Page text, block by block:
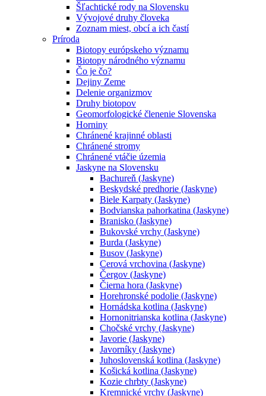
Šľachtické rody na Slovensku
Vývojové druhy človeka
Zoznam miest, obcí a ich častí
Príroda
Biotopy európskeho významu
Biotopy národného významu
Čo je čo?
Dejiny Zeme
Delenie organizmov
Druhy biotopov
Geomorfologické členenie Slovenska
Horniny
Chránené krajinné oblasti
Chránené stromy
Chránené vtáčie územia
Jaskyne na Slovensku
Bachureň (Jaskyne)
Beskydské predhorie (Jaskyne)
Biele Karpaty (Jaskyne)
Bodvianska pahorkatina (Jaskyne)
Branisko (Jaskyne)
Bukovské vrchy (Jaskyne)
Burda (Jaskyne)
Busov (Jaskyne)
Cerová vrchovina (Jaskyne)
Čergov (Jaskyne)
Čierna hora (Jaskyne)
Horehronské podolie (Jaskyne)
Hornádska kotlina (Jaskyne)
Hornonitrianska kotlina (Jaskyne)
Chočské vrchy (Jaskyne)
Javorie (Jaskyne)
Javorníky (Jaskyne)
Juhoslovenská kotlina (Jaskyne)
Košická kotlina (Jaskyne)
Kozie chrbty (Jaskyne)
Kremnické vrchy (Jaskyne)